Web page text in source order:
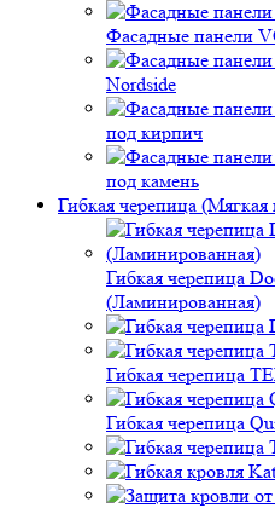
Фасадные
Nordside
под кирпич
под камень
Гибкая черепица (Мягкая
Гибкая черепица
(Ламинированная)
Гибкая черепица
Гибкая черепица